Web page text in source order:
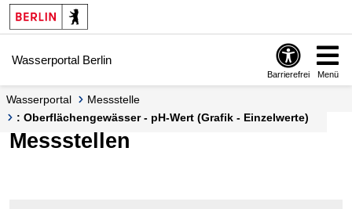
Springe zur Navigation
Springe zum Inhalt
Wasserportal Berlin
Barrierefrei Menü
Wasserportal
Messstelle
: Oberflächengewässer - pH-Wert (Grafik - Einzelwerte)
Messstellen